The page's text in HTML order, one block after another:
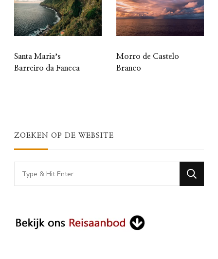
Santa Mariaʼs
Barreiro da Faneca
Morro de Castelo
Branco
ZOEKEN OP DE WEBSITE
Looking
for